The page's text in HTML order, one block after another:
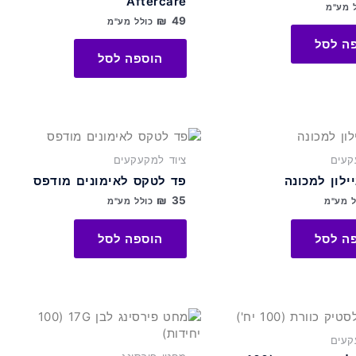
מע"מ
לסל
₪ 49 כולל מע"מ
הוספה לסל
למכונה
מע"מ
לסל
ציוד למקעקעים
פד לטקס לאימונים מודפס
₪ 35 כולל מע"מ
הוספה לסל